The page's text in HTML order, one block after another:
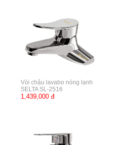
Vòi chậu lavabo nóng lạnh
SELTA SL-2516
1,439,000 đ